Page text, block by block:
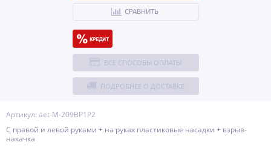
Артикул: aet-M-209BP1P2
С правой и левой руками + на руках пластиковые насадки + взрыв-
накачка
СРАВНИТЬ
ВСЕ СПОСОБЫ ОПЛАТЫ
ПОДРОБНЕЕ О ДОСТАВКЕ